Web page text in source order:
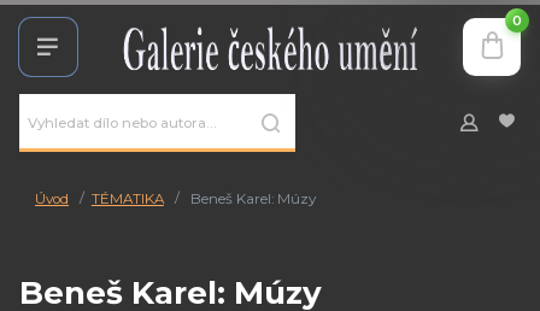
0
Úvod TÉMATIKA Beneš Karel: Múzy
Beneš Karel: Múzy